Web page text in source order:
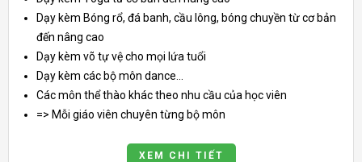
Dạy kèm Bóng rổ, đá banh, cầu lông, bóng chuyền từ cơ bản
đến nâng cao
Dạy kèm võ tự vệ cho mọi lứa tuổi
Dạy kèm các bộ môn dance...
Các môn thể thào khác theo nhu cầu của học viên
=> Mỗi giáo viên chuyên từng bộ môn
XEM CHI TIẾT